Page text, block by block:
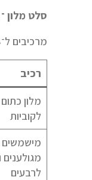
סלט מלון
מרכיבים ל־4 מנות
רכיב
מלון
לקוביות
מישמשים
מגולענים
לרבעים